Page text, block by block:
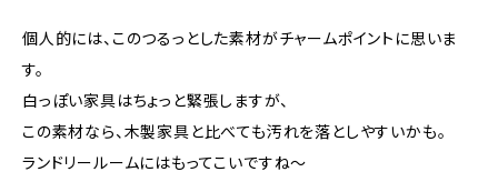
個人的には、このつるっとした素材がチャームポイントに思いま
す。
白っぽい家具はちょっと緊張しますが、
この素材なら、木製家具と比べても汚れを落としやすいかも。
ランドリールームにはもってこいですね～